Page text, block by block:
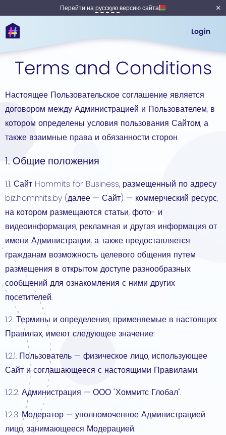
Перейти нарусскуюверсию сайта
Login
Terms and Conditions
Настоящее Пользовательское соглашение является
договором между Администрацией и Пользователем, в
котором определены условия пользования Сайтом, а
также взаимные права и обязанности сторон.
1. Общие положения
1.1. Сайт Hommits for Business, размещенный по адресу
biz.hommits.by (далее — Сайт) — коммерческий ресурс,
на котором размещаются статьи, фото- и
видеоинформация, рекламная и другая информация от
имени Администрации, а также предоставляется
гражданам возможность целевого общения путем
размещения в открытом доступе разнообразных
сообщений для ознакомления с ними других
посетителей.
1.2. Термины и определения, применяемые в настоящих
Правилах, имеют следующее значение:
1.2.1. Пользователь — физическое лицо, использующее
Сайт и соглашающееся с настоящими Правилами.
1.2.2. Администрация — ООО "Хоммитс Глобал".
1.2.3. Модератор — уполномоченное Администрацией
лицо, занимающееся Модерацией.